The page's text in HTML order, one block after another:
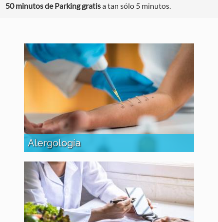
50 minutos de Parking gratisa tan sólo 5 minutos.
Alergología